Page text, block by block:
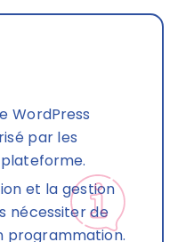
WordPress
par les
et la gestion
nécessiter de
programmation.